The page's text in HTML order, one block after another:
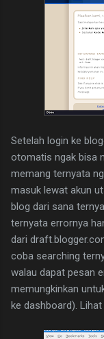
Setelah login ke
otomatis ngak bisa
memang ternyata
masuk lewat akun
blog dari sana
ternyata errornya
dari
coba searching
walau dapat pesan
memungkinkan
ke dashboard).